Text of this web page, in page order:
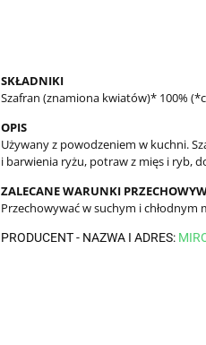
SKŁADNIKI
Szafran (znamiona kwiatów)* 100%
OPIS
Używany z powodzeniem w kuchni.
i barwienia ryżu, potraw z mięs i ryb,
ZALECANE WARUNKI
Przechowywać w suchym i chłodnym
PRODUCENT - NAZWA I ADRES: